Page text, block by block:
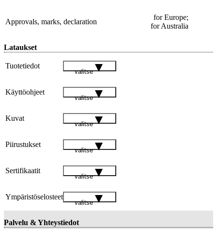
Approvals, marks, declaration
for Europe;
for Australia
Lataukset
Tuotetiedot
valitse
Käyttöohjeet
valitse
Kuvat
valitse
Piirustukset
valitse
Sertifikaatit
valitse
Ympäristöselosteet
valitse
Palvelu & Yhteystiedot